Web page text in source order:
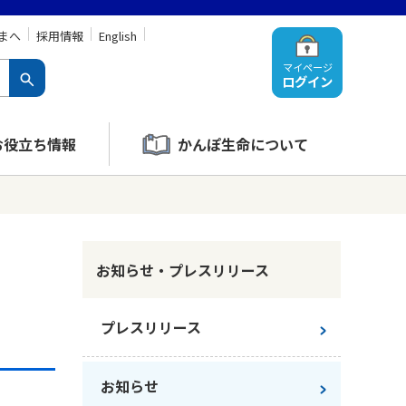
マイページ
ログイン
へ 採用情報 English
立ち情報 かんぽ生命について
お知らせ・プレスリリース
プレスリリース
お知らせ